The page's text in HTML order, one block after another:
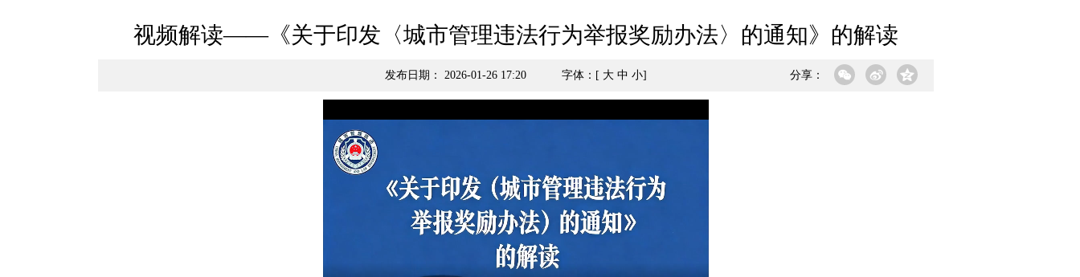
视频解读——《关于印发〈城市管理违法行为举报奖励办法〉的通知》的解读
发布日期： 2026-01-26 17:20 字体：[ 大 中 小] 分享：